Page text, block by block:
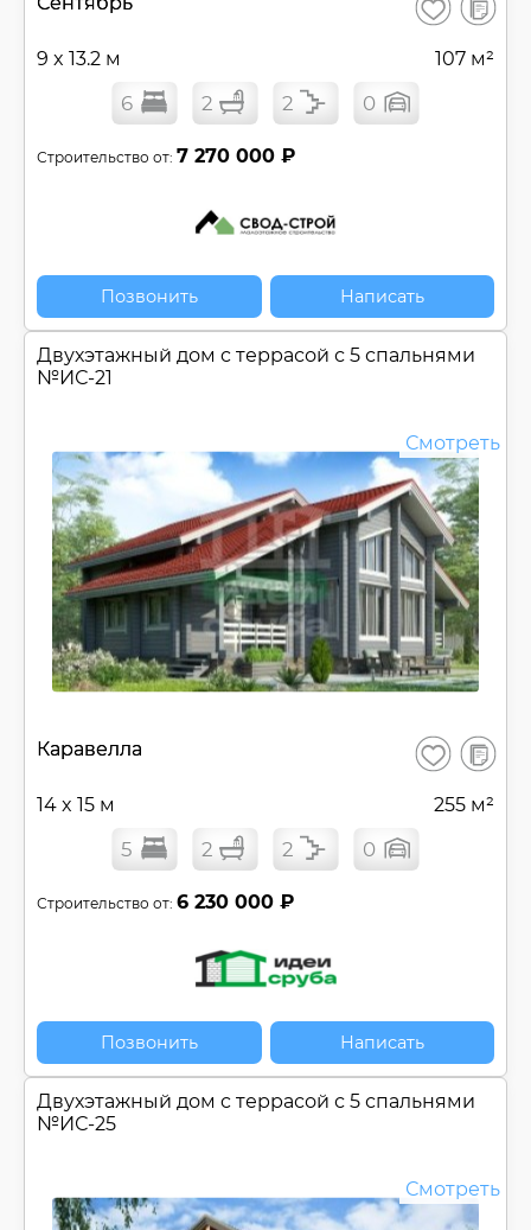
Сохранить
9 x 13.2 м 107 м²
6 2 2 0
Строительство от: 7 270 000 ₽
Позвонить Написать
Двухэтажный дом c террасой с 5 спальнями
№ИС-21
Смотреть
Каравелла Сохранить
В
14 x 15 м 255 м²
5 2 2 0
Строительство от: 6 230 000 ₽
Позвонить Написать
Двухэтажный дом c террасой с 5 спальнями
№ИС-25
Смотреть